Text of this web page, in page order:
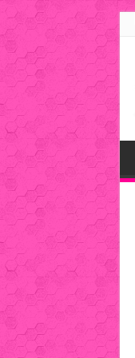
meritking
giriş
kingroyal
giriş